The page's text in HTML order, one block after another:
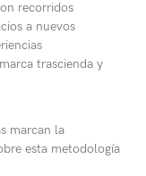
recorridos
a nuevos
trascienda y
marcan la
esta metodología